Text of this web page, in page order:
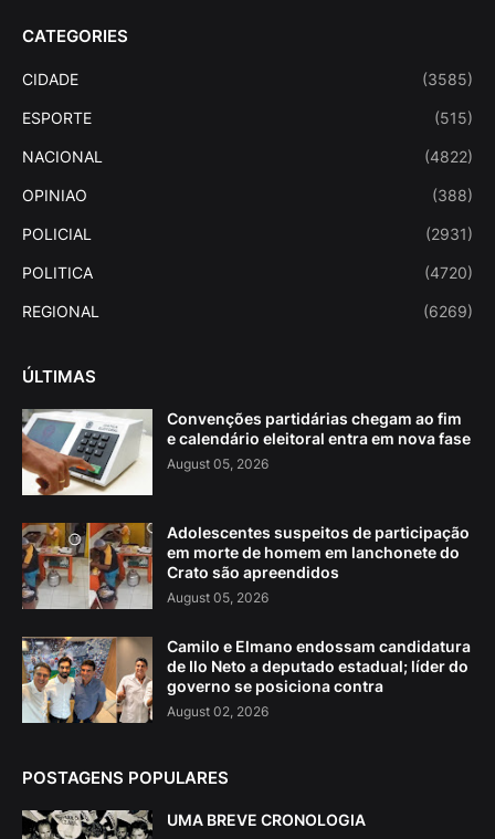
CATEGORIES
CIDADE (3585)
ESPORTE (515)
NACIONAL (4822)
OPINIAO (388)
POLICIAL (2931)
POLITICA (4720)
REGIONAL (6269)
ÚLTIMAS
Convenções partidárias chegam ao fim
e calendário eleitoral entra em nova fase
August 05, 2026
Adolescentes suspeitos de participação
em morte de homem em lanchonete do
Crato são apreendidos
August 05, 2026
Camilo e Elmano endossam candidatura
de Ilo Neto a deputado estadual; líder do
governo se posiciona contra
August 02, 2026
POSTAGENS POPULARES
UMA BREVE CRONOLOGIA